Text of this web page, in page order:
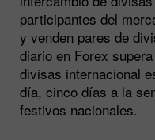
participantes del
y venden pares de
diario en Forex
divisas internacional
día, cinco días a la
festivos nacionales.